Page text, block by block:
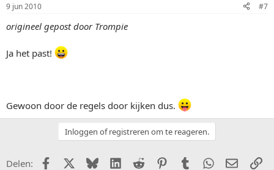
9 jun 2010 #7
origineel gepost door Trompie
Ja het past!
Gewoon door de regels door kijken dus.
Inloggen of registreren om te reageren.
Delen: FacebookX (Twitter)
BlueskyLinkedIn
Reddit PinterestTumblr WhatsApp
E-mail